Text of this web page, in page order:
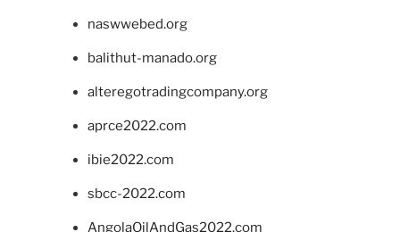
naswwebed.org
balithut-manado.org
alteregotradingcompany.org
aprce2022.com
ibie2022.com
sbcc-2022.com
AngolaOilAndGas2022.com